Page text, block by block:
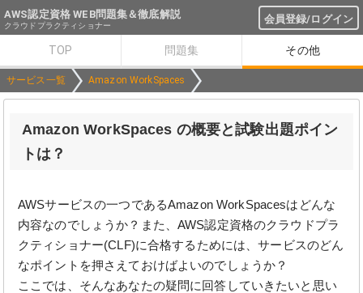
AWS認定資格 WEB問題集＆徹底解説 会員登録/ログイン
クラウドプラクティショナー
TOP 問題集 その他
サービス一覧 Amazon WorkSpaces
Amazon WorkSpaces の概要と試験出題ポイン
トは？
AWSサービスの一つであるAmazon WorkSpacesはどんな
内容なのでしょうか？また、AWS認定資格のクラウドプラ
クティショナー(CLF)に合格するためには、サービスのどん
なポイントを押さえておけばよいのでしょうか？
ここでは、そんなあなたの疑問に回答していきたいと思い